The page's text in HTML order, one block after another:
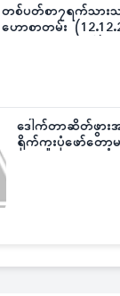
တစ်ပတ်စာ၇ရက်သား
ဟောစာတမ်း
ဒေါက်တာဆိတ်ဖွားအ
ရိုက်ကူးပုံဖော်တော့